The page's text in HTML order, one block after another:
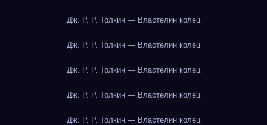
Дж. Р. Р. Толкин — Властелин колец
Дж. Р. Р. Толкин — Властелин колец
Дж. Р. Р. Толкин — Властелин колец
Дж. Р. Р. Толкин — Властелин колец
Дж. Р. Р. Толкин — Властелин колец